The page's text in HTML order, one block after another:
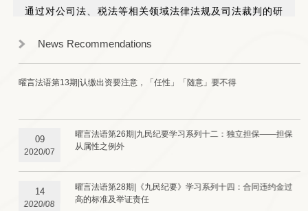
通过对公司法、税法等相关领域法律法规及司法裁判的研
力。
新的一年，期待与您共同成长！
News Recommendations
曜言法语第13期|认缴出资要注意，「任性」「随意」要不得
09
2020/07
曜言法语第26期|九民纪要学习系列十二：独立担保——担保
从属性之例外
14
2020/08
曜言法语第28期|《九民纪要》学习系列十四：合同违约金过
高的标准及举证责任